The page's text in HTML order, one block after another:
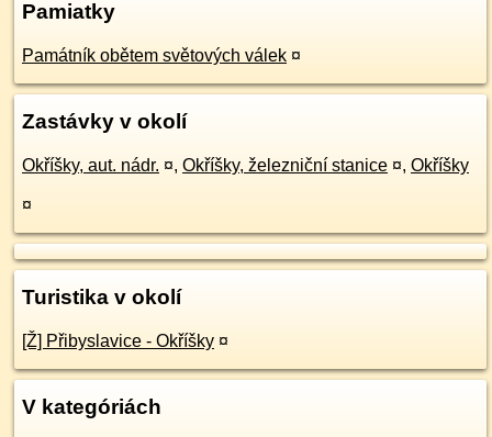
Pamiatky
Památník obětem světových válek ¤
Zastávky v okolí
Okříšky, aut. nádr. ¤, Okříšky, železniční stanice ¤, Okříšky
¤
Turistika v okolí
[Ž] Přibyslavice - Okříšky ¤
V kategóriách